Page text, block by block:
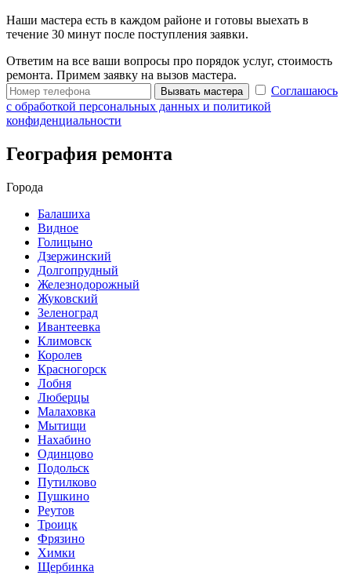
Наши мастера есть в каждом районе и готовы выехать в
течение 30 минут после поступления заявки.
Ответим на все ваши вопросы про порядок услуг, стоимость
ремонта. Примем заявку на вызов мастера.
Вызвать мастера
Соглашаюсь
с обработкой персональных данных и политикой
конфиденциальности
География ремонта
Города
Балашиха
Видное
Голицыно
Дзержинский
Долгопрудный
Железнодорожный
Жуковский
Зеленоград
Ивантеевка
Климовск
Королев
Красногорск
Лобня
Люберцы
Малаховка
Мытищи
Нахабино
Одинцово
Подольск
Путилково
Пушкино
Реутов
Троицк
Фрязино
Химки
Щербинка